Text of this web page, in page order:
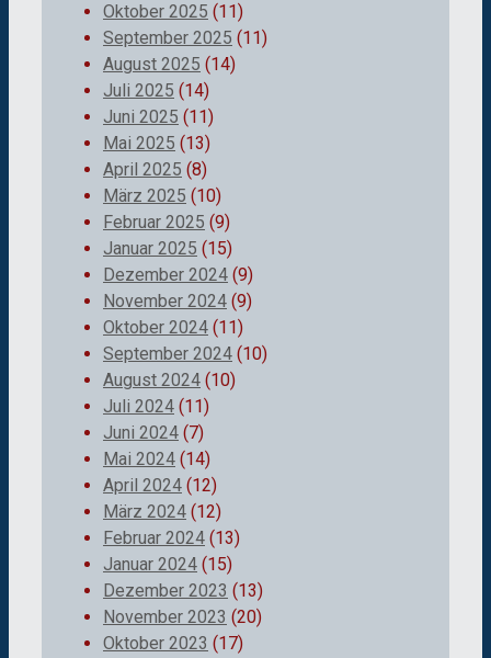
Oktober 2025 (11)
September 2025 (11)
August 2025 (14)
Juli 2025 (14)
Juni 2025 (11)
Mai 2025 (13)
April 2025 (8)
März 2025 (10)
Februar 2025 (9)
Januar 2025 (15)
Dezember 2024 (9)
November 2024 (9)
Oktober 2024 (11)
September 2024 (10)
August 2024 (10)
Juli 2024 (11)
Juni 2024 (7)
Mai 2024 (14)
April 2024 (12)
März 2024 (12)
Februar 2024 (13)
Januar 2024 (15)
Dezember 2023 (13)
November 2023 (20)
Oktober 2023 (17)